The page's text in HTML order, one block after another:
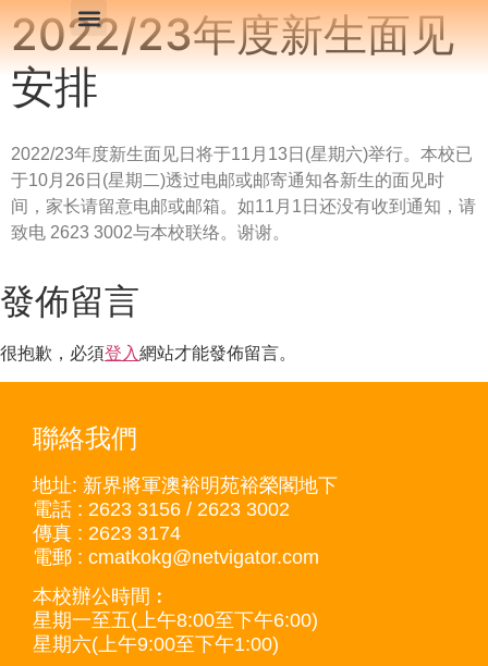
2022/23年度新生面见
安排
2022/23年度新生面见日将于11月13日(星期六)举行。本校已
于10月26日(星期二)透过电邮或邮寄通知各新生的面见时
间，家长请留意电邮或邮箱。如11月1日还没有收到通知，请
致电 2623 3002与本校联络。谢谢。
發佈留言
很抱歉，必須登入網站才能發佈留言。
聯絡我們
地址: 新界將軍澳裕明苑裕榮閣地下
電話 : 2623 3156 / 2623 3002
傳真 : 2623 3174
電郵 : cmatkokg@netvigator.com
本校辦公時間︰
星期一至五(上午8:00至下午6:00)
星期六(上午9:00至下午1:00)